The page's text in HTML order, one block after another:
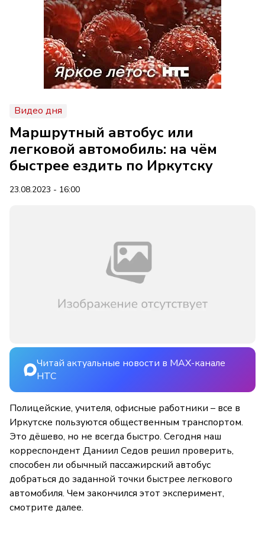
Видео дня
Маршрутный автобус или
легковой автомобиль: на чём
быстрее ездить по Иркутску
23.08.2023 - 16:00
Читай актуальные новости в MAX-канале
НТС
Полицейские, учителя, офисные работники – все в
Иркутске пользуются общественным транспортом.
Это дёшево, но не всегда быстро. Сегодня наш
корреспондент Даниил Седов решил проверить,
способен ли обычный пассажирский автобус
добраться до заданной точки быстрее легкового
автомобиля. Чем закончился этот эксперимент,
смотрите далее.